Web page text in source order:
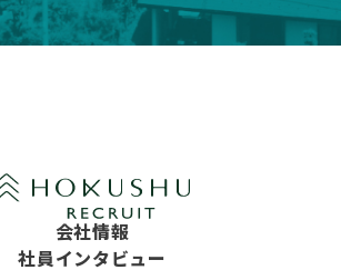
会社情報
社員インタビュー